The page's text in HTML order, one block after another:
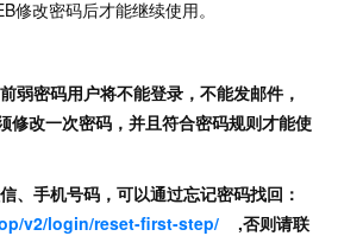
修改密码后才能继续使用。
弱密码用户将不能登录，不能发邮件，
修改一次密码，并且符合密码规则才能使
、手机号码，可以通过忘记密码找回：
v2/login/reset-first-step/ ,否则请联